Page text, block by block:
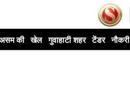
की खेल गुवाहाटी शहर टेंडर नौकरी